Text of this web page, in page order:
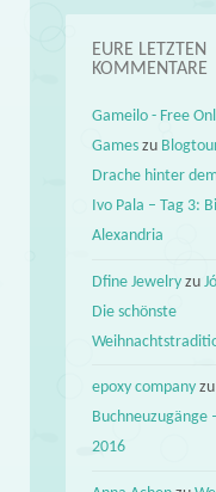
EURE LETZTEN
KOMMENTARE
Gameilo - Free
Games zu
Drache hinter
Ivo Pala – Tag 3:
Alexandria
Dfine Jewelry zu
Die schönste
epoxy company zu
Buchneuzugänge
2016